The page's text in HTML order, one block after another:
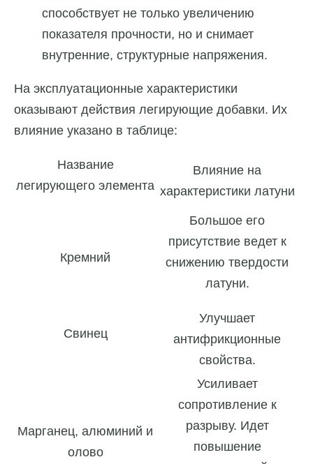
способствует не только увеличению
показателя прочности, но и снимает
внутренние, структурные напряжения.
На эксплуатационные характеристики
оказывают действия легирующие добавки. Их
влияние указано в таблице:
Название
легирующего элемента
Влияние на
характеристики латуни
Кремний
Большое его
присутствие ведет к
снижению твердости
латуни.
Свинец
Улучшает
антифрикционные
свойства.
Марганец, алюминий и
олово
Усиливает
сопротивление к
разрыву. Идет
повышение